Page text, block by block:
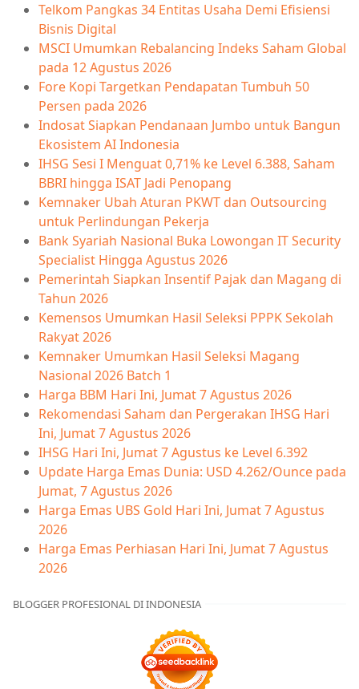
Telkom Pangkas 34 Entitas Usaha Demi Efisiensi
Bisnis Digital
MSCI Umumkan Rebalancing Indeks Saham Global
pada 12 Agustus 2026
Fore Kopi Targetkan Pendapatan Tumbuh 50
Persen pada 2026
Indosat Siapkan Pendanaan Jumbo untuk Bangun
Ekosistem AI Indonesia
IHSG Sesi I Menguat 0,71% ke Level 6.388, Saham
BBRI hingga ISAT Jadi Penopang
Kemnaker Ubah Aturan PKWT dan Outsourcing
untuk Perlindungan Pekerja
Bank Syariah Nasional Buka Lowongan IT Security
Specialist Hingga Agustus 2026
Pemerintah Siapkan Insentif Pajak dan Magang di
Tahun 2026
Kemensos Umumkan Hasil Seleksi PPPK Sekolah
Rakyat 2026
Kemnaker Umumkan Hasil Seleksi Magang
Nasional 2026 Batch 1
Harga BBM Hari Ini, Jumat 7 Agustus 2026
Rekomendasi Saham dan Pergerakan IHSG Hari
Ini, Jumat 7 Agustus 2026
IHSG Hari Ini, Jumat 7 Agustus ke Level 6.392
Update Harga Emas Dunia: USD 4.262/Ounce pada
Jumat, 7 Agustus 2026
Harga Emas UBS Gold Hari Ini, Jumat 7 Agustus
2026
Harga Emas Perhiasan Hari Ini, Jumat 7 Agustus
2026
BLOGGER PROFESIONAL DI INDONESIA